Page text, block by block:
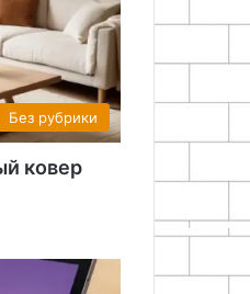
Без рубрики
ковер